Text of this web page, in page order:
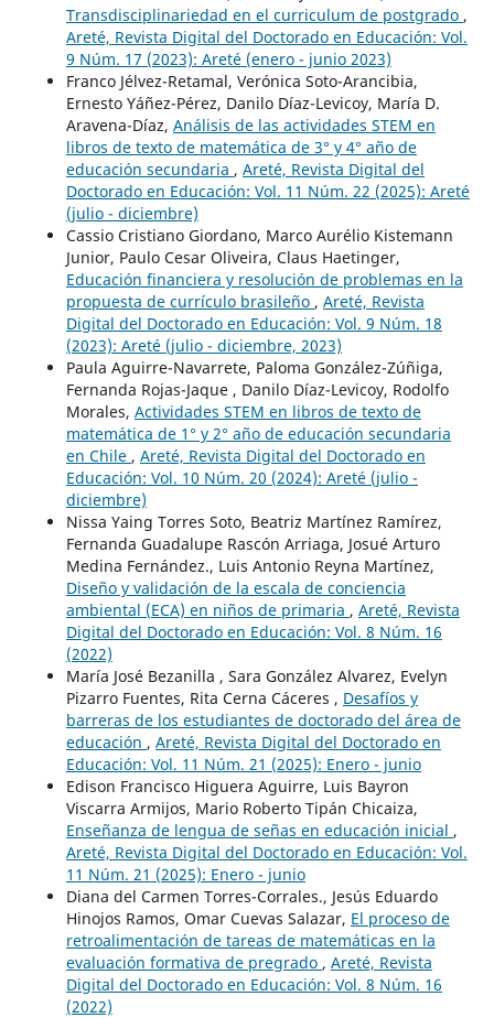
Transdisciplinariedad en el curriculum de postgrado ,
Areté, Revista Digital del Doctorado en Educación: Vol.
9 Núm. 17 (2023): Areté (enero - junio 2023)
Franco Jélvez-Retamal, Verónica Soto-Arancibia,
Ernesto Yáñez-Pérez, Danilo Díaz-Levicoy, María D.
Aravena-Díaz, Análisis de las actividades STEM en
libros de texto de matemática de 3° y 4° año de
educación secundaria , Areté, Revista Digital del
Doctorado en Educación: Vol. 11 Núm. 22 (2025): Areté
(julio - diciembre)
Cassio Cristiano Giordano, Marco Aurélio Kistemann
Junior, Paulo Cesar Oliveira, Claus Haetinger,
Educación financiera y resolución de problemas en la
propuesta de currículo brasileño , Areté, Revista
Digital del Doctorado en Educación: Vol. 9 Núm. 18
(2023): Areté (julio - diciembre, 2023)
Paula Aguirre-Navarrete, Paloma González-Zúñiga,
Fernanda Rojas-Jaque , Danilo Díaz-Levicoy, Rodolfo
Morales, Actividades STEM en libros de texto de
matemática de 1° y 2° año de educación secundaria
en Chile , Areté, Revista Digital del Doctorado en
Educación: Vol. 10 Núm. 20 (2024): Areté (julio -
diciembre)
Nissa Yaing Torres Soto, Beatriz Martínez Ramírez,
Fernanda Guadalupe Rascón Arriaga, Josué Arturo
Medina Fernández., Luis Antonio Reyna Martínez,
Diseño y validación de la escala de conciencia
ambiental (ECA) en niños de primaria , Areté, Revista
Digital del Doctorado en Educación: Vol. 8 Núm. 16
(2022)
María José Bezanilla , Sara González Alvarez, Evelyn
Pizarro Fuentes, Rita Cerna Cáceres , Desafíos y
barreras de los estudiantes de doctorado del área de
educación , Areté, Revista Digital del Doctorado en
Educación: Vol. 11 Núm. 21 (2025): Enero - junio
Edison Francisco Higuera Aguirre, Luis Bayron
Viscarra Armijos, Mario Roberto Tipán Chicaiza,
Enseñanza de lengua de señas en educación inicial ,
Areté, Revista Digital del Doctorado en Educación: Vol.
11 Núm. 21 (2025): Enero - junio
Diana del Carmen Torres-Corrales., Jesús Eduardo
Hinojos Ramos, Omar Cuevas Salazar, El proceso de
retroalimentación de tareas de matemáticas en la
evaluación formativa de pregrado , Areté, Revista
Digital del Doctorado en Educación: Vol. 8 Núm. 16
(2022)